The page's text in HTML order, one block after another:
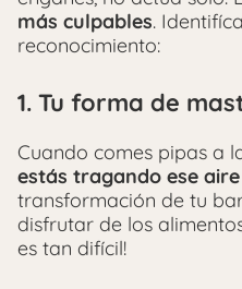
más culpables.
reconocimiento:
1. Tu forma de
Cuando comes pipas a
estás tragando ese aire
transformación de tu
disfrutar de los
es tan difícil!